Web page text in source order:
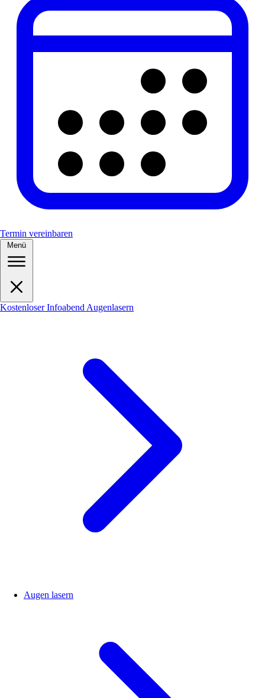
Termin vereinbaren
Menü
Kostenloser Infoabend Augenlasern
Augen lasern